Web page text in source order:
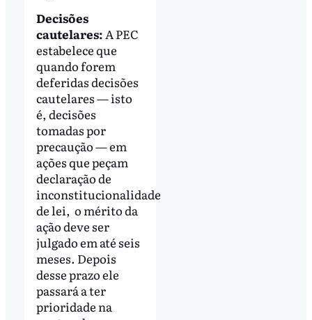
Decisões
cautelares:A PEC
estabelece que
quando forem
deferidas decisões
cautelares — isto
é, decisões
tomadas por
precaução — em
ações que peçam
declaração de
inconstitucionalidade
de lei, o mérito da
ação deve ser
julgado em até seis
meses. Depois
desse prazo ele
passará a ter
prioridade na